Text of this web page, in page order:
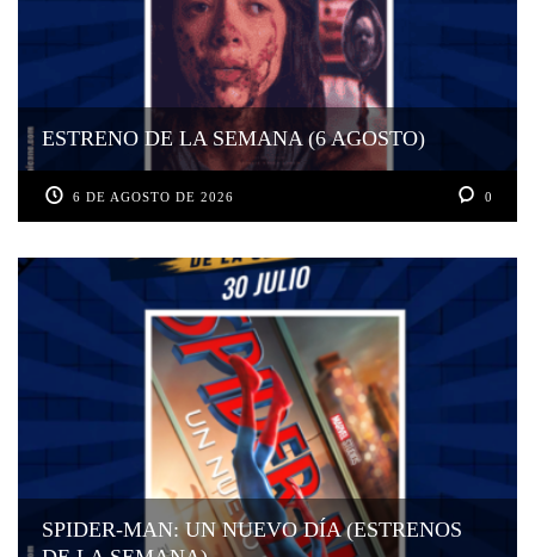
ESTRENO DE LA SEMANA (6 AGOSTO)
6 DE AGOSTO DE 2026 0
SPIDER-MAN: UN NUEVO DÍA (ESTRENOS